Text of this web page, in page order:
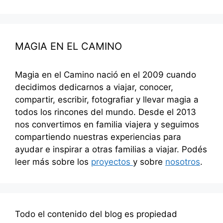
MAGIA EN EL CAMINO
Magia en el Camino nació en el 2009 cuando
decidimos dedicarnos a viajar, conocer,
compartir, escribir, fotografiar y llevar magia a
todos los rincones del mundo. Desde el 2013
nos convertimos en familia viajera y seguimos
compartiendo nuestras experiencias para
ayudar e inspirar a otras familias a viajar. Podés
leer más sobre los proyectos y sobre nosotros.
Todo el contenido del blog es propiedad